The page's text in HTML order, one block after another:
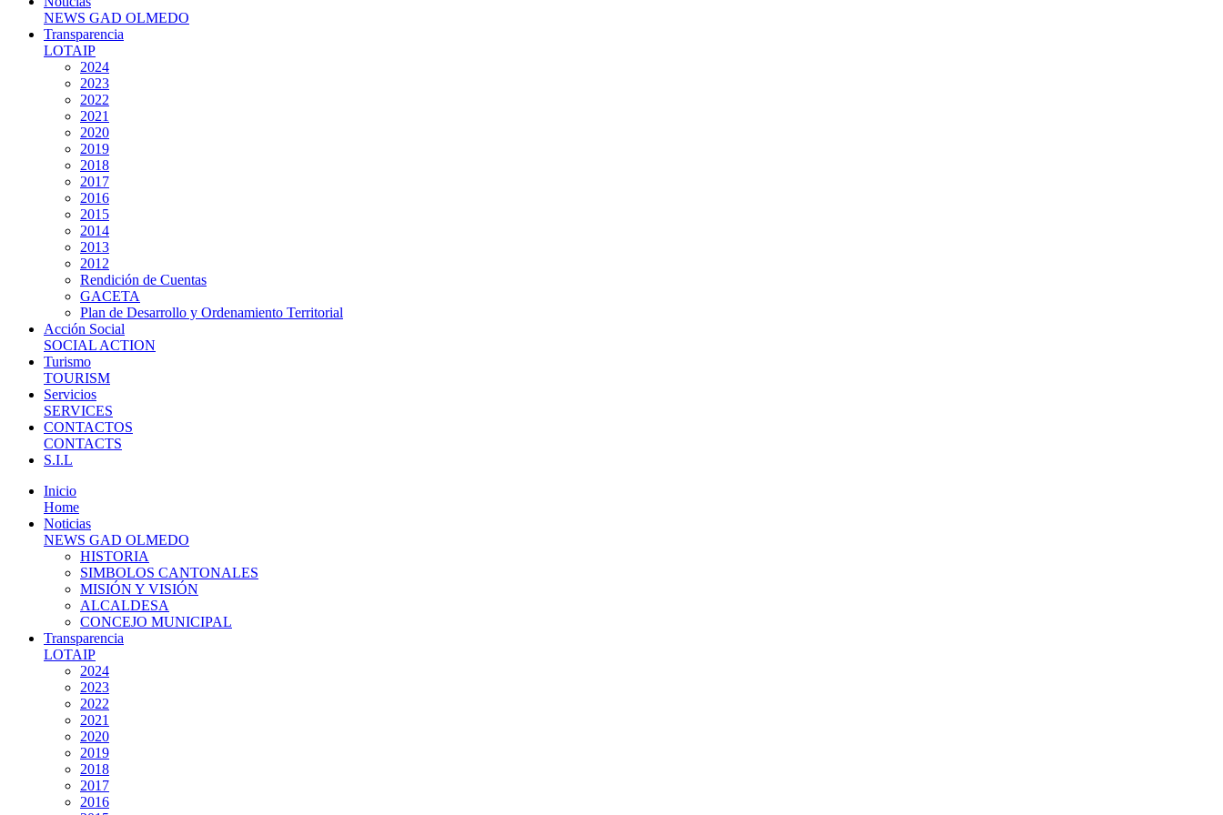
NEWS GAD OLMEDO
Transparencia
LOTAIP
2024
2023
2022
2021
2020
2019
2018
2017
2016
2015
2014
2013
2012
Rendición de Cuentas
GACETA
Plan de Desarrollo y Ordenamiento Territorial
Acción Social
SOCIAL ACTION
Turismo
TOURISM
Servicios
SERVICES
CONTACTOS
CONTACTS
S.I.L
Inicio
Home
Noticias
NEWS GAD OLMEDO
HISTORIA
SIMBOLOS CANTONALES
MISIÓN Y VISIÓN
ALCALDESA
CONCEJO MUNICIPAL
Transparencia
LOTAIP
2024
2023
2022
2021
2020
2019
2018
2017
2016